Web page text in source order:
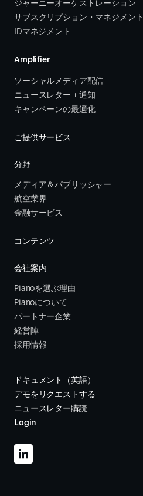
ジャーニーオーケストレーション
サブスクリプション・マネジメント
IDマネジメント
Amplifier
ソーシャルメディア配信
ニュースレター + 通知
キャンペーンの最適化
ご提供サービス
分野
メディア＆パブリッシャー
航空業界
金融サービス
コンテンツ
会社案内
Pianoを選ぶ理由
Pianoについて
パートナー企業
経営陣
採用情報
ドキュメント（英語）
デモをリクエストする
ニュースレター購読
Login